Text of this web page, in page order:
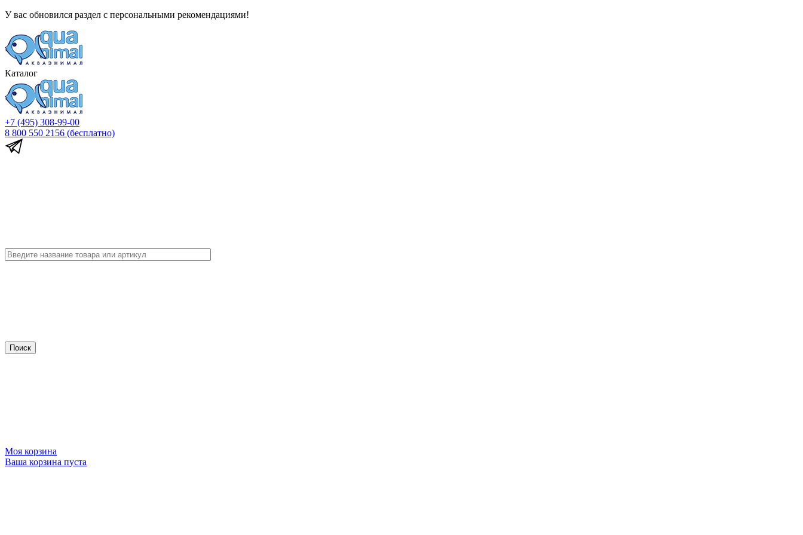
У вас обновился раздел с персональными рекомендациями!
Каталог
+7 (495) 308-99-00
8 800 550 2156 (бесплатно)
Моя корзина
Ваша корзина пуста